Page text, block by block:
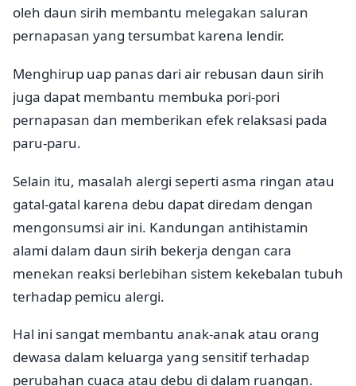
oleh daun sirih membantu melegakan saluran
pernapasan yang tersumbat karena lendir.
Menghirup uap panas dari air rebusan daun sirih
juga dapat membantu membuka pori-pori
pernapasan dan memberikan efek relaksasi pada
paru-paru.
Selain itu, masalah alergi seperti asma ringan atau
gatal-gatal karena debu dapat diredam dengan
mengonsumsi air ini. Kandungan antihistamin
alami dalam daun sirih bekerja dengan cara
menekan reaksi berlebihan sistem kekebalan tubuh
terhadap pemicu alergi.
Hal ini sangat membantu anak-anak atau orang
dewasa dalam keluarga yang sensitif terhadap
perubahan cuaca atau debu di dalam ruangan.